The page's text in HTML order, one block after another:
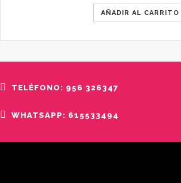
AÑADIR AL CARRITO
TELÉFONO: 956 326347
WHATSAPP: 615533494